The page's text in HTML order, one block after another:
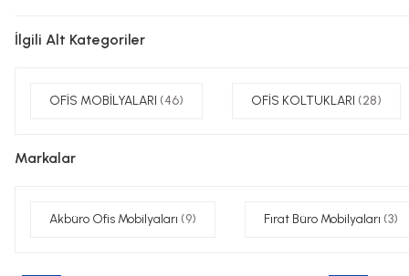
İlgili Alt Kategoriler
OFİS MOBİLYALARI (46) OFİS KOLTUKLARI (28)
Markalar
Akbüro Ofis Mobilyaları (9) Fırat Büro Mobilyaları (3)